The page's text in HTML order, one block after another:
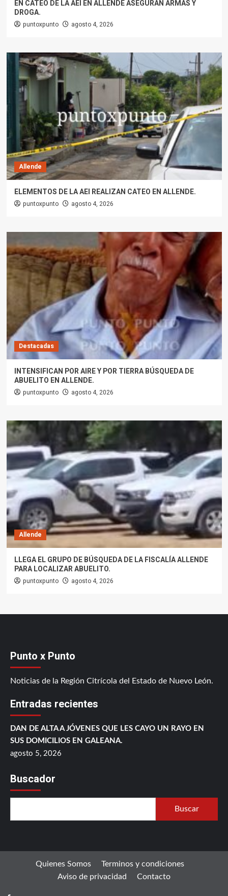
EN CATEO DE LA AEI EN ALLENDE ASEGURAN ARMAS Y
DROGA.
puntoxpunto agosto 4, 2026
Allende
ELEMENTOS DE LA AEI REALIZAN CATEO EN ALLENDE.
puntoxpunto agosto 4, 2026
Destacadas
INTENSIFICAN POR AIRE Y POR TIERRA BÚSQUEDA DE
ABUELITO EN ALLENDE.
puntoxpunto agosto 4, 2026
Allende
LLEGA EL GRUPO DE BÚSQUEDA DE LA FISCALÍA ALLENDE
PARA LOCALIZAR ABUELITO.
puntoxpunto agosto 4, 2026
Punto x Punto
Noticias de la Región Citrícola del Estado de Nuevo León.
Entradas recientes
DAN DE ALTA A JÓVENES QUE LES CAYO UN RAYO EN
SUS DOMICILIOS EN GALEANA.
agosto 5, 2026
Buscador
Buscar
Quienes Somos
Terminos y condiciones
Aviso de privacidad
Contacto